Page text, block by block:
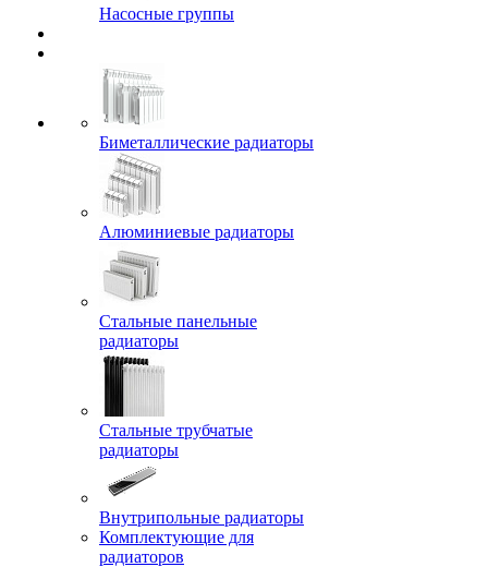
Насосные группы
Биметаллические радиаторы
Алюминиевые радиаторы
Стальные панельные
радиаторы
Стальные трубчатые
радиаторы
Внутрипольные радиаторы
Комплектующие для
радиаторов